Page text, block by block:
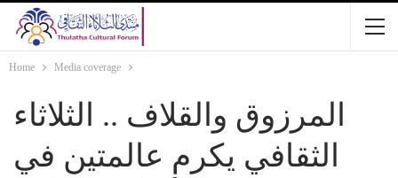
Home Media coverage
المرزوق والقلاف .. الثلاثاء
الثقافي يكرم عالمتين في